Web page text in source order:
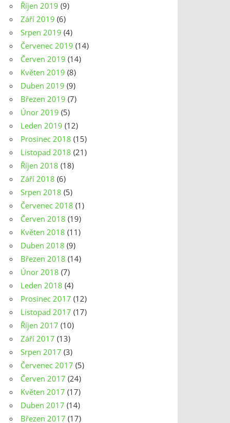
Říjen 2019 (9)
Září 2019 (6)
Srpen 2019 (4)
Červenec 2019 (14)
Červen 2019 (14)
Květen 2019 (8)
Duben 2019 (9)
Březen 2019 (7)
Únor 2019 (5)
Leden 2019 (12)
Prosinec 2018 (15)
Listopad 2018 (21)
Říjen 2018 (18)
Září 2018 (6)
Srpen 2018 (5)
Červenec 2018 (1)
Červen 2018 (19)
Květen 2018 (11)
Duben 2018 (9)
Březen 2018 (14)
Únor 2018 (7)
Leden 2018 (4)
Prosinec 2017 (12)
Listopad 2017 (17)
Říjen 2017 (10)
Září 2017 (13)
Srpen 2017 (3)
Červenec 2017 (5)
Červen 2017 (24)
Květen 2017 (17)
Duben 2017 (14)
Březen 2017 (17)